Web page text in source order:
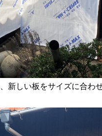
新しい板をサイズに合わ